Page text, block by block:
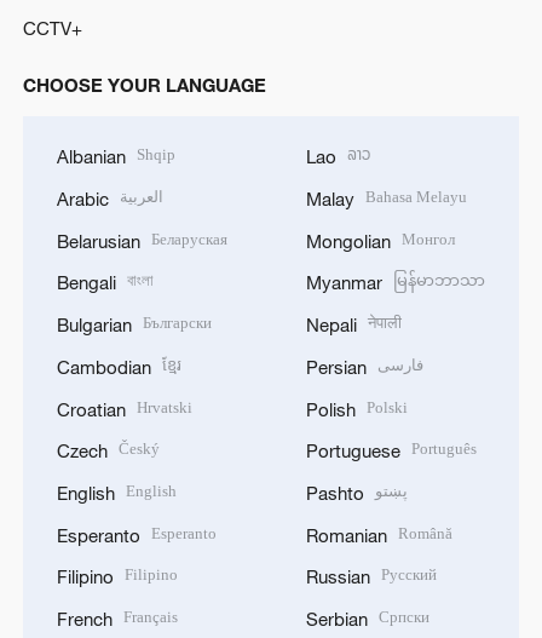
CCTV+
CHOOSE YOUR LANGUAGE
Albanian Shqip
Arabic العربية
Belarusian Беларуская
Bengali বাংলা
Bulgarian Български
Cambodian ខ្មែរ
Croatian Hrvatski
Czech Český
English English
Esperanto Esperanto
Filipino Filipino
French Français
Lao ລາວ
Malay Bahasa Melayu
Mongolian Монгол
Myanmar မြန်မာဘာသာ
Nepali नेपाली
Persian فارسی
Polish Polski
Portuguese Português
Pashto پښتو
Romanian Română
Russian Русский
Serbian Српски